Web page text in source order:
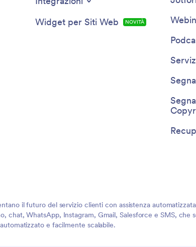
Widget per Siti Web
NOVITÀ
il futuro del servizio clienti con assistenza
chat, WhatsApp, Instagram, Gmail, Salesforce e SMS,
e facilmente scalabile.